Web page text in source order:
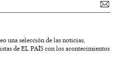
una selección de las noticias,
de EL PAÍS con los acontecimientos